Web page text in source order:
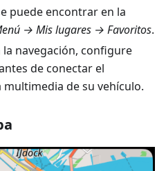
puede encontrar en la
→ Mis lugares → Favoritos.
la navegación, configure
de conectar el
de su vehículo.